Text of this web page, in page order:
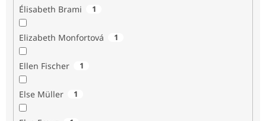
Élisabeth Brami 1
Elizabeth Monfortová 1
Ellen Fischer 1
Else Müller 1